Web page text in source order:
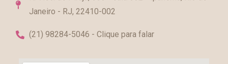
Janeiro - RJ, 22410-002
(21) 98284-5046 - Clique para falar